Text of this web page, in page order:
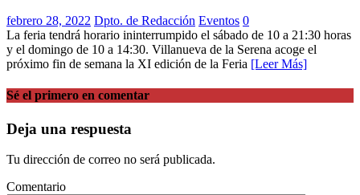
febrero 28, 2022 Dpto. de Redacción Eventos 0
La feria tendrá horario ininterrumpido el sábado de 10 a 21:30 horas
y el domingo de 10 a 14:30. Villanueva de la Serena acoge el
próximo fin de semana la XI edición de la Feria [Leer Más]
Sé el primero en comentar
Deja una respuesta
Tu dirección de correo no será publicada.
Comentario